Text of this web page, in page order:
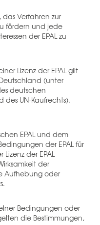
Verfahren zur
fördern und jede
der EPAL zu
Lizenz der EPAL gilt
(unter
deutschen
UN-Kaufrechts).
EPAL und dem
der EPAL für
der EPAL
der
Aufhebung oder
Bedingungen oder
die Bestimmungen,